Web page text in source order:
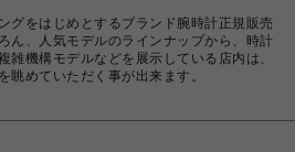
グをはじめとするブランド腕時計正規販売
ん、人気モデルのラインナップから、時計
雑機構モデルなどを展示している店内は、
眺めていただく事が出来ます。